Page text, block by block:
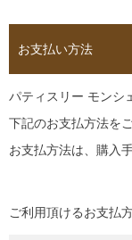
お支払い方法
パティスリー モンシ
下記のお支払方法を
お支払方法は、購入
ご利用頂けるお支払